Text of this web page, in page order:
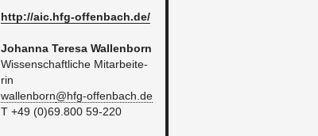
http://​aic.​hfg-​offenbach.​de/
Jo­han­na Te­re­sa Wal­len­born
Wis­sen­schaft­li­che Mit­ar­bei­te­
rin
wal­len­born@​hfg-​offenbach.​de
T +49 (0)69.800 59-220